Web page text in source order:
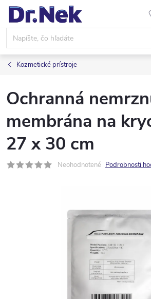
Prejsť
obsah
Kozmetické prístroje
Ochranná
membrána na
27 x 30 cm
Neohodnotené Podrobnosti